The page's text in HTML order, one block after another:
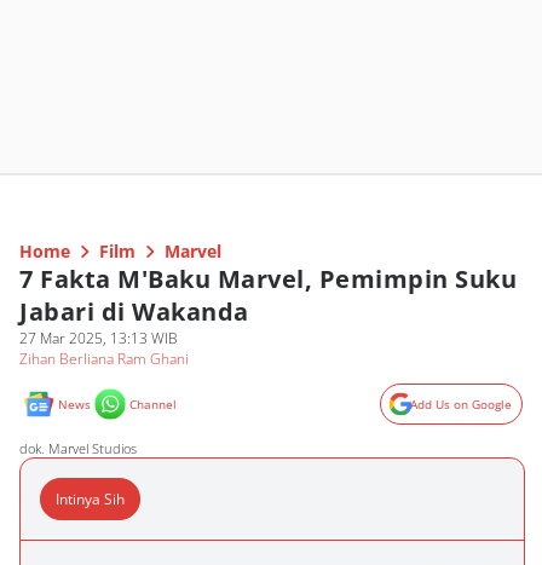
Home Film Marvel
7 Fakta M'Baku Marvel, Pemimpin Suku
Jabari di Wakanda
27 Mar 2025, 13:13 WIB
Zihan Berliana Ram Ghani
News Channel Add Us on Google
dok. Marvel Studios
Intinya Sih